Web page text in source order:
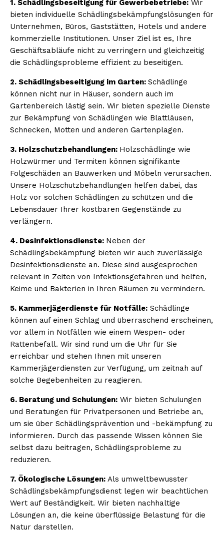
1. Schädlingsbeseitigung für Gewerbebetriebe: Wir
bieten individuelle Schädlingsbekämpfungslösungen für
Unternehmen, Büros, Gaststätten, Hotels und andere
kommerzielle Institutionen. Unser Ziel ist es, Ihre
Geschäftsabläufe nicht zu verringern und gleichzeitig
die Schädlingsprobleme effizient zu beseitigen.
2. Schädlingsbeseitigung im Garten: Schädlinge
können nicht nur in Häuser, sondern auch im
Gartenbereich lästig sein. Wir bieten spezielle Dienste
zur Bekämpfung von Schädlingen wie Blattläusen,
Schnecken, Motten und anderen Gartenplagen.
3. Holzschutzbehandlungen: Holzschädlinge wie
Holzwürmer und Termiten können signifikante
Folgeschäden an Bauwerken und Möbeln verursachen.
Unsere Holzschutzbehandlungen helfen dabei, das
Holz vor solchen Schädlingen zu schützen und die
Lebensdauer Ihrer kostbaren Gegenstände zu
verlängern.
4. Desinfektionsdienste: Neben der
Schädlingsbekämpfung bieten wir auch zuverlässige
Desinfektionsdienste an. Diese sind ausgesprochen
relevant in Zeiten von Infektionsgefahren und helfen,
Keime und Bakterien in Ihren Räumen zu vermindern.
5. Kammerjägerdienste für Notfälle: Schädlinge
können auf einen Schlag und überraschend erscheinen,
vor allem in Notfällen wie einem Wespen- oder
Rattenbefall. Wir sind rund um die Uhr für Sie
erreichbar und stehen Ihnen mit unseren
Kammerjägerdiensten zur Verfügung, um zeitnah auf
solche Begebenheiten zu reagieren.
6. Beratung und Schulungen: Wir bieten Schulungen
und Beratungen für Privatpersonen und Betriebe an,
um sie über Schädlingsprävention und -bekämpfung zu
informieren. Durch das passende Wissen können Sie
selbst dazu beitragen, Schädlingsprobleme zu
reduzieren.
7. Ökologische Lösungen: Als umweltbewusster
Schädlingsbekämpfungsdienst legen wir beachtlichen
Wert auf Beständigkeit. Wir bieten nachhaltige
Lösungen an, die keine überflüssige Belastung für die
Natur darstellen.